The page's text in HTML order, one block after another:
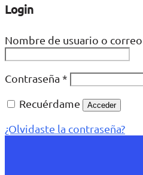
Login
Nombre de usuario o
Contraseña *
Recuérdame
Acceder
¿Olvidaste la contraseña?